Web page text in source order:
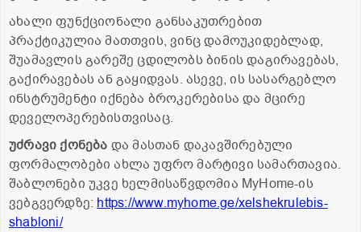
ახალი ფუნქციონალი განსაკუთრებით
პრაქტიკულია მათთვის, ვინც დამოუკიდებლად,
შუამავლის გარეშე ცდილობს ბინის დაგირავებას,
გაქირავებას ან გაყიდვას. ასევე, ის სასარგებლო
ინსტრუმენტი იქნება ბროკერებისა და მცირე
დეველოპერებისთვისაც.
უძრავი ქონება და მასთან დაკავშირებული
ფორმალობები ახლა უფრო მარტივი სამართავია.
შაბლონები უკვე ხელმისაწვდომია MyHome-ის
ვებგვერდზე: https://www.myhome.ge/xelshekrulebis-
shabloni/